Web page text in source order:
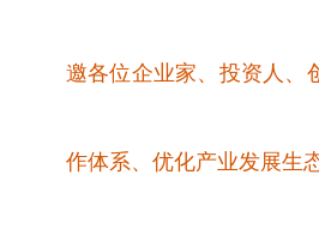
邀各位企业家、投资人、
作体系、优化产业发展生